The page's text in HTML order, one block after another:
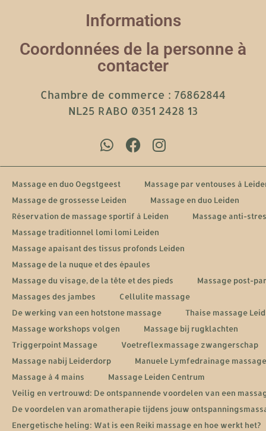
Informations
Coordonnées de la personne à
contacter
Chambre de commerce : 76862844
NL25 RABO 0351 2428 13
Massage en duo Oegstgeest
Massage par ventouses à
Massage de grossesse Leiden
Massage en duo Leiden
Réservation de massage sportif à Leiden
Massage anti-
Massage traditionnel lomi lomi Leiden
Massage apaisant des tissus profonds Leiden
Massage de la nuque et des épaules
Massage du visage, de la tête et des pieds
Massage post-
Massages des jambes
Cellulite massage
De werking van een hotstone massage
Thaise massage
Massage workshops volgen
Massage bij rugklachten
Triggerpoint Massage
Voetreflexmassage zwangerschap
Massage nabij Leiderdorp
Manuele Lymfedrainage massage
Massage à 4 mains
Massage Leiden Centrum
Veilig en vertrouwd: De ontspannende voordelen van een
De voordelen van aromatherapie tijdens jouw
Energetische heling: Wat is een Reiki massage en hoe werkt het?